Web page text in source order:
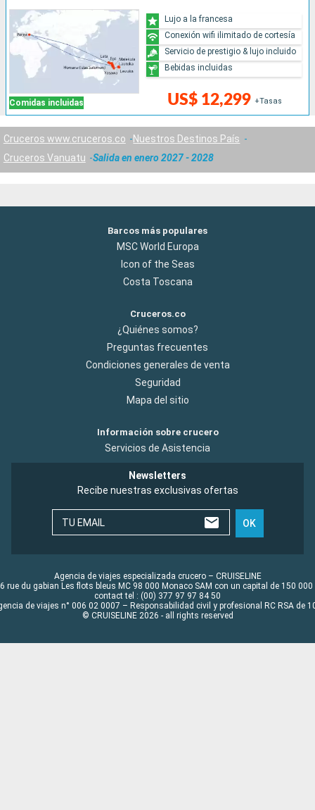
Comidas incluidas US$ 12,299 +Tasas
Lujo a la francesa
Conexión wifi ilimitado de cortesía
Servicio de prestigio & lujo incluido
Bebidas incluidas
Cruceros www.cruceros.co
Nuestros Destinos País
Cruceros Vanuatu
Salida en enero 2027 - 2028
Barcos más populares
MSC World Europa
Icon of the Seas
Costa Toscana
Cruceros.co
¿Quiénes somos?
Preguntas frecuentes
Condiciones generales de venta
Seguridad
Mapa del sitio
Información sobre crucero
Servicios de Asistencia
Newsletters
Recibe nuestras exclusivas ofertas
TU EMAIL OK
Agencia de viajes especializada crucero – CRUISELINE
rue du gabian Les flots bleus MC 98 000 Monaco SAM con un capital de 150 000
contact tel : (00) 377 97 97 84 50
de viajes n° 006 02 0007 – Responsabilidad civil y profesional RC RSA de
© CRUISELINE 2026 - all rights reserved